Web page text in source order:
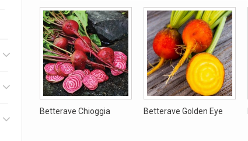
Betterave Chioggia Betterave Golden Eye